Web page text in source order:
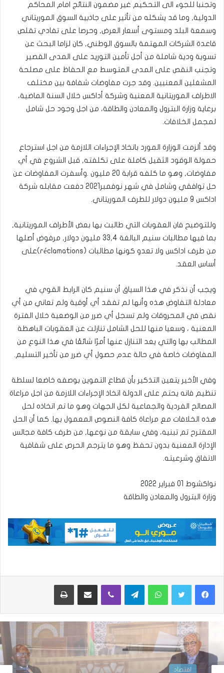
وتجنبا للجوء الى التحكيم غير مضمون النتائج امام المحاكم
الدولية, وما قد يشكله من تأثير على جاذبية السوق الموريتاني
وسمعة البلد ومستوى أسعار العرض, وحرصا على تفادي تقلص
قاعدة الشركات المهتمة بالسوق الوطني, كان لزاما البحث عن
تسوية ودية شاملة من أجل تأمين التوريد على المدى القصير
وتجنب النقص على المدى المتوسط مع الحفاظ على مصلحة
المشغلين المعنيين. وقد جرت مفاوضات شفافة بين مختلف
الاطراف الموريتانية المعنية وشركة أداكس خلال السنة الماضية،
برعاية وزارة البترول والمعادن والطاقة، من اجل وجود حل شامل
لمجمل الخلافات.
وقد ألزمت الوزارة المورد باتخاذ الإجراءات اللازمة من اجل استرجاع
حمولة الوقود الثقيل كاملة على تكلفته, قبل الشروع في أي
مفاوضات, وهو ما كلفه قرابة 20 مليون .وأسفرت المفاوضات عن
حل توافقي وشامل في شهر نوفمبر2021 دفعت مقابله شركة
اداكس 9 مليون دولار للطرف الموريتاني.
وللتوضيح فان العقوبات التي طالبت بها بعض الأطراف الموريتانية,
بما فيها مطالبات سنيم البالغة 33,4 مليون دولار, مرفوض أصلها
من طرف اداكس ولا تعدو كونها مطالبات (réclamations)على
أساس العقد.
ويجب أن نذكر في هذا السياق أن سنيم كان الرابط القوي في
معادلة التفاوض هذه وأنها لم تفقد أي أوقية ولم تعاني من أي
نقص في المحروقات ولم تسجل أي ضرر من الوضعية خلال الفترة
المعنية ، وسعيا منها للحل الشامل تنازلت عن العقوبات الباهظة
المطالب بها والتي يعد التنازل عنها أمرًا شائعًا في هذا النوع من
المفاوضات خاصة في حالة عدم حصول أي ضرر من تأخير التسليم.
وفي الأخير يتعين التذكير بأن قطاع التموين بوصفه خاضعا لسلطة
تنظيم فانه يحتم على الدولة اتخاذ الإجراءات اللازمة من اجل مراعاة
المصالح الفردية والجماعية لكل الجهات وهو ما تم اتخاذه لحل
هذه الخلافات مع مراعاة كافة النصوص المعمول بها. كما أن الحل
المقترح تم تبنيه، وفي سابقة من نوعها, من طرف كافة مجالس
الإدارة المعنية بدون تحفظ وهو ما يترجم الحرص على شفافية
الاتفاق وشرعيته.
نواكشوط 01 فبراير 2022
وزارة البترول والمعادن والطاقة
واتساب تيلقرام ڤايبر مشاركة عبر البريد طباعة
اقتصاد